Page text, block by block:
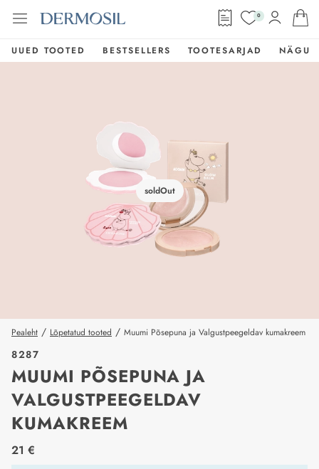
0
UUED TOOTED BESTSELLERS TOOTESARJAD NÄGU
soldOut
Pealeht / Lõpetatud tooted / Muumi Põsepuna ja Valgustpeegeldav kumakreem
8287
MUUMI PÕSEPUNA JA
VALGUSTPEEGELDAV
KUMAKREEM
price_label
21 €